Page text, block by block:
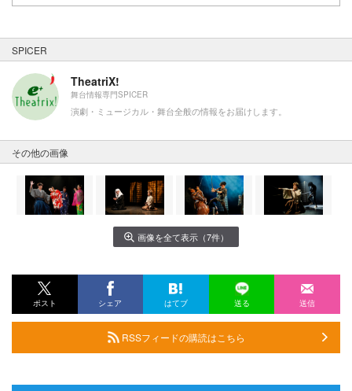
SPICER
TheatriX!
舞台情報専門SPICER
演劇・ミュージカル・舞台全般の情報をお届けします。
その他の画像
画像を全て表示（7件）
ポスト シェア はてブ 送る 送信
RSSフィードの購読はこちら